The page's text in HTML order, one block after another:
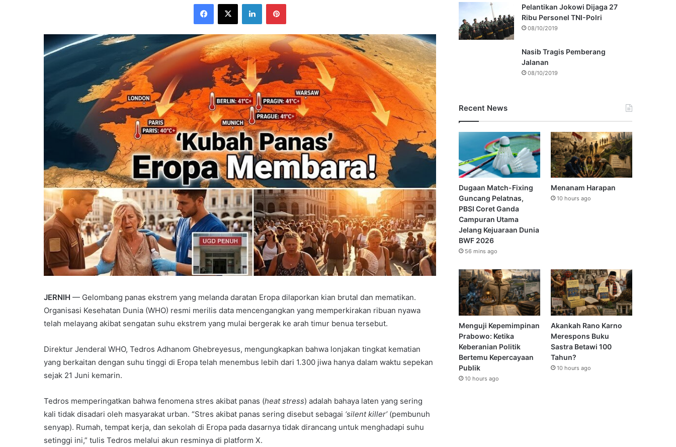
Facebook
X LinkedInPinterest
JERNIH — Gelombang panas ekstrem yang melanda daratan Eropa dilaporkan kian brutal dan mematikan.
Organisasi Kesehatan Dunia (WHO) resmi merilis data mencengangkan yang memperkirakan ribuan nyawa
telah melayang akibat sengatan suhu ekstrem yang mulai bergerak ke arah timur benua tersebut.
Direktur Jenderal WHO, Tedros Adhanom Ghebreyesus, mengungkapkan bahwa lonjakan tingkat kematian
yang berkaitan dengan suhu tinggi di Eropa telah menembus lebih dari 1.300 jiwa hanya dalam waktu sepekan
sejak 21 Juni kemarin.
Tedros memperingatkan bahwa fenomena stres akibat panas (heat stress) adalah bahaya laten yang sering
kali tidak disadari oleh masyarakat urban. “Stres akibat panas sering disebut sebagai ‘silent killer’(pembunuh
senyap). Rumah, tempat kerja, dan sekolah di Eropa pada dasarnya tidak dirancang untuk menghadapi suhu
setinggi ini,” tulis Tedros melalui akun resminya di platform X.
Pelantikan Jokowi Dijaga 27
Ribu Personel TNI-Polri
08/10/2019
Nasib Tragis Pemberang
Jalanan
08/10/2019
Recent News
Dugaan Match-Fixing
Guncang Pelatnas,
PBSI Coret Ganda
Campuran Utama
Jelang Kejuaraan Dunia
BWF 2026
56 mins ago
Menanam Harapan
10 hours ago
Menguji Kepemimpinan
Prabowo: Ketika
Keberanian Politik
Bertemu Kepercayaan
Publik
10 hours ago
Akankah Rano Karno
Merespons Buku
Sastra Betawi 100
Tahun?
10 hours ago